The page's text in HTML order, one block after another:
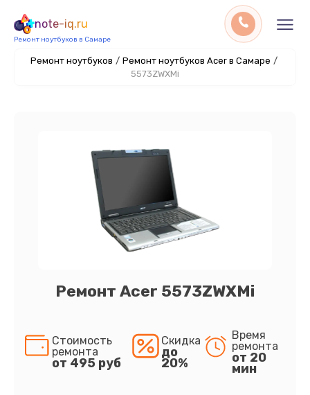
note-iq.ru
Ремонт ноутбуков в Самаре
Ремонт ноутбуков / Ремонт ноутбуков Acer в Самаре /
5573ZWXMi
Ремонт Acer 5573ZWXMi
Стоимость
ремонта
от 495 руб
Скидка
до
20%
Время
ремонта
от 20
мин